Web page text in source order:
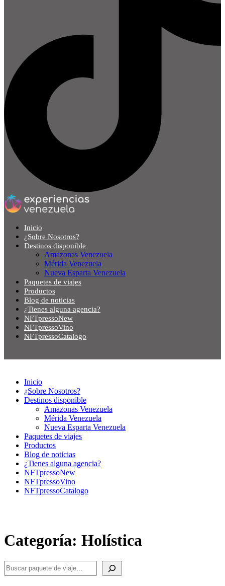
Inicio
¿Sobre Nosotros?
Destinos disponible
Amazonas Venezuela
Mérida Venezuela
Nueva Esparta Venezuela
Paquetes de viajes
Productos
Blog de noticias
¿Tienes alguna agencia?
NFTpressoNew
NFTpressoVino
NFTpressoCatalogo
Inicio
¿Sobre Nosotros?
Destinos disponible
Amazonas Venezuela
Mérida Venezuela
Nueva Esparta Venezuela
Paquetes de viajes
Productos
Blog de noticias
¿Tienes alguna agencia?
NFTpressoNew
NFTpressoVino
NFTpressoCatalogo
Categoría: Holística
Search